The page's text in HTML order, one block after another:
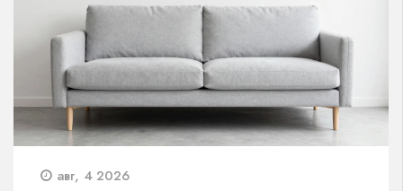
авг, 4 2026